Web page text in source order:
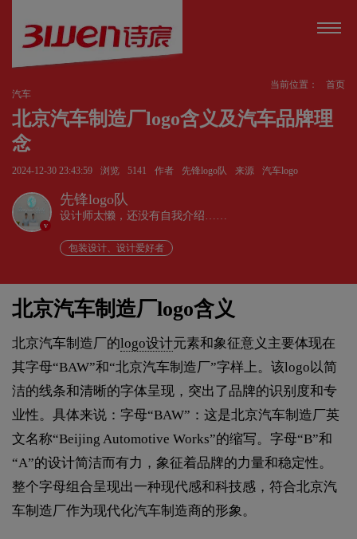
当前位置：
首页
汽车
北京汽车制造厂logo含义及汽车品牌理
念
2024-12-30 23:43:59 浏览 5141 作者 先锋logo队 来源 汽车logo
v
先锋logo队
设计师太懒，还没有自我介绍……
包装设计、设计爱好者
北京汽车制造厂logo含义
北京汽车制造厂的logo设计元素和象征意义主要体现在
其字母“BAW”和“北京汽车制造厂”字样上‌。该logo以简
洁的线条和清晰的字体呈现，突出了品牌的识别度和专
业性。具体来说：字母“BAW”‌：这是北京汽车制造厂英
文名称“Beijing Automotive Works”的缩写。字母“B”和
“A”的设计简洁而有力，象征着品牌的力量和稳定性。
整个字母组合呈现出一种现代感和科技感，符合北京汽
车制造厂作为现代化汽车制造商的形象‌。